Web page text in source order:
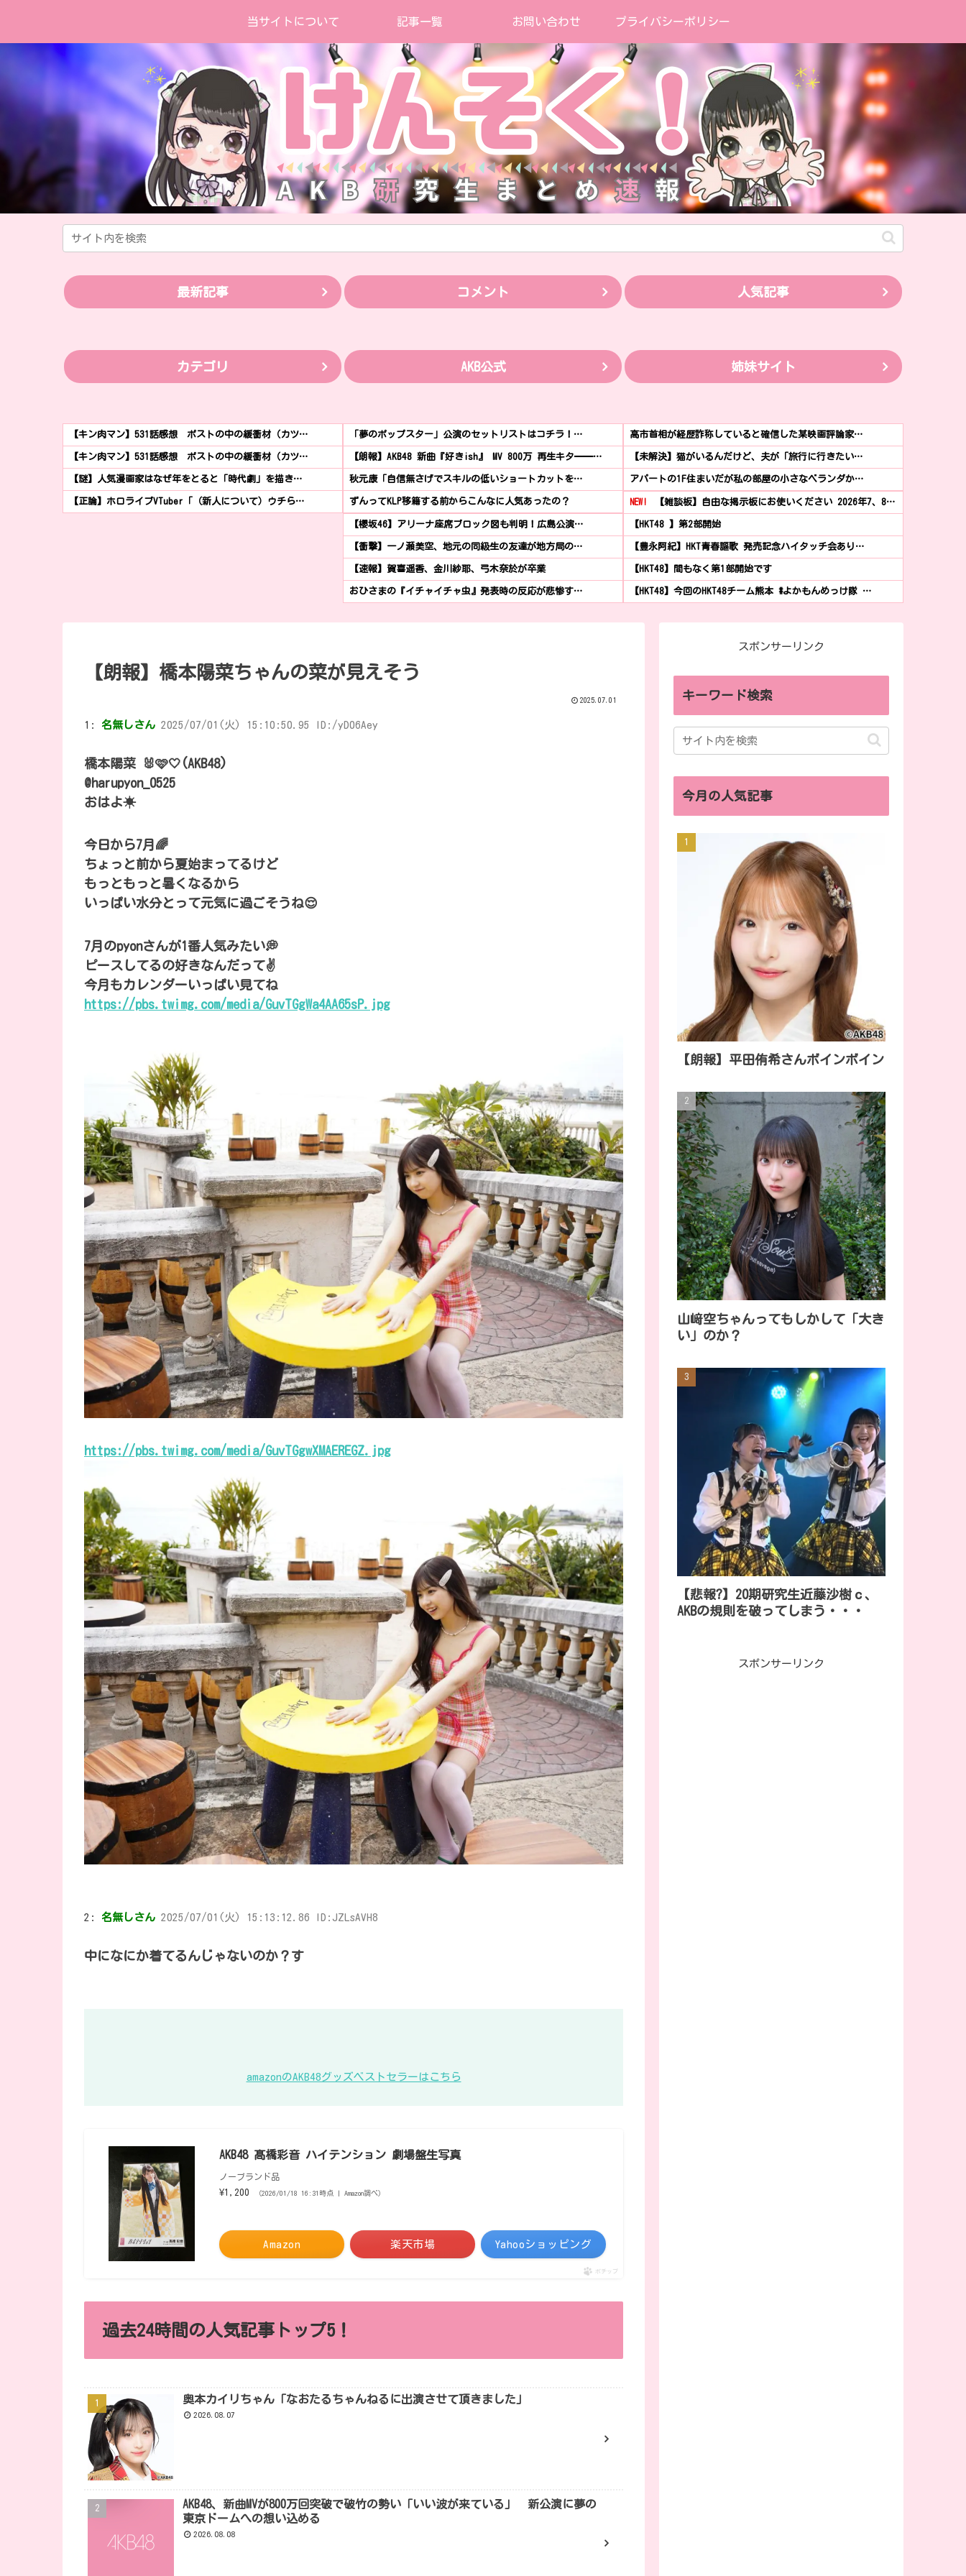
当サイトについて 記事一覧 お問い合わせ プライバシーポリシー
最新記事 コメント 人気記事
カテゴリ AKB公式 姉妹サイト
【キン肉マン】531話感想 ポストの中の緩衝材（カツ…
【キン肉マン】531話感想 ポストの中の緩衝材（カツ…
【謎】人気漫画家はなぜ年をとると「時代劇」を描き…
【正論】ホロライブVTuber「（新人について）ウチら…
「夢のポップスター」公演のセットリストはコチラ！…
【朗報】AKB48 新曲『好きish』 MV 800万 再生キタ━━…
秋元康「自信無さげでスキルの低いショートカットを…
ずんってKLP移籍する前からこんなに人気あったの？
【櫻坂46】アリーナ座席ブロック図も判明！広島公演…
【衝撃】一ノ瀬美空、地元の同級生の友達が地方局の…
【速報】賀喜遥香、金川紗耶、弓木奈於が卒業
おひさまの『イチャイチャ虫』発表時の反応が悲惨す…
高市首相が経歴詐称していると確信した某映画評論家…
【未解決】猫がいるんだけど、夫が「旅行に行きたい…
アパートの1F住まいだが私の部屋の小さなベランダか…
NEW! 【雑談板】自由な掲示板にお使いください 2026年7、8…
【HKT48 】第2部開始
【豊永阿紀】HKT青春謳歌 発売記念ハイタッチ会あり…
【HKT48】間もなく第1部開始です
【HKT48】今回のHKT48チーム熊本 #よかもんめっけ隊 …
【朗報】橋本陽菜ちゃんの菜が見えそう
2025.07.01
1: 名無しさん 2025/07/01(火) 15:10:50.95 ID:/yD06Aey
橋本陽菜 🐰🩷🤍(AKB48)
@harupyon_0525
おはよ☀
今日から7月🌈
ちょっと前から夏始まってるけど
もっともっと暑くなるから
いっぱい水分とって元気に過ごそうね😌
7月のpyonさんが1番人気みたい💭
ピースしてるの好きなんだって✌
今月もカレンダーいっぱい見てね
https://pbs.twimg.com/media/GuvTGgWa4AA65sP.jpg
https://pbs.twimg.com/media/GuvTGgwXMAEREGZ.jpg
2: 名無しさん 2025/07/01(火) 15:13:12.86 ID:JZLsAVH8
中になにか着てるんじゃないのか？す
amazonのAKB48グッズベストセラーはこちら
AKB48 髙橋彩音 ハイテンション 劇場盤生写真
ノーブランド品
¥1,200 （2026/01/18 16:31時点 | Amazon調べ）
Amazon 楽天市場 Yahooショッピング
ポチップ
過去24時間の人気記事トップ5！
奥本カイリちゃん「なおたるちゃんねるに出演させて頂きました」
2026.08.07
AKB48、新曲MVが800万回突破で破竹の勢い「いい波が来ている」 新公演に夢の
東京ドームへの想い込める
2026.08.08
スポンサーリンク
キーワード検索
今月の人気記事
【朗報】平田侑希さんボインボイン
山﨑空ちゃんってもしかして「大き
い」のか？
【悲報?】20期研究生近藤沙樹ｃ、
AKBの規則を破ってしまう・・・
スポンサーリンク